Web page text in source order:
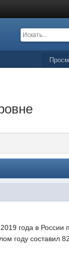
года в России
году составил